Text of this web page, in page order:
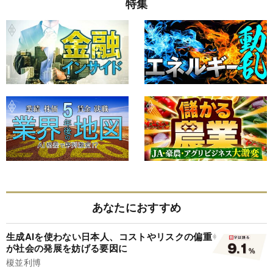
特集
あなたにおすすめ
生成AIを使わない日本人、コストやリスクの偏重
が社会の発展を妨げる要因に
榎並利博